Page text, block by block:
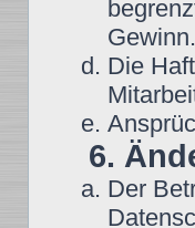
Gewinn.
Die
6.
Der